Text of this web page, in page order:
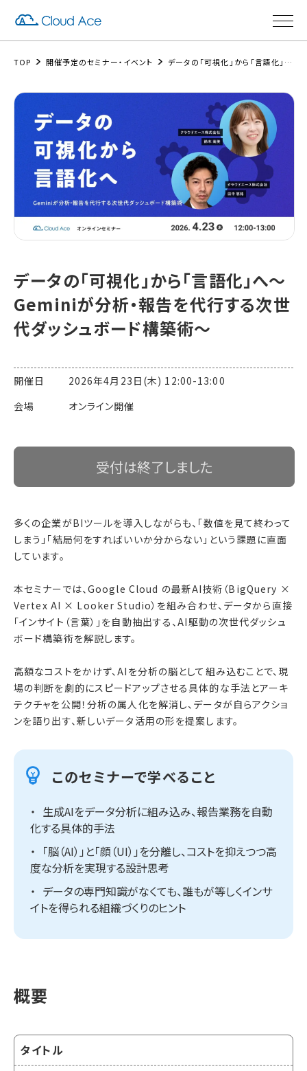
TOP 開催予定のセミナー・イベント データの「可視化」から「言語化」へ〜Geminiが分析・報告を代行する次世代ダッシュボード構築術〜
データの「可視化」から「言語化」へ〜
Geminiが分析・報告を代行する次世
代ダッシュボード構築術〜
開催日 2026年4月23日(木) 12:00-13:00
会場 オンライン開催
受付は終了しました
多くの企業がBIツールを導入しながらも、「数値を見て終わって
しまう」「結局何をすればいいか分からない」という課題に直面
しています。
本セミナーでは、Google Cloud の最新AI技術（BigQuery ×
Vertex AI × Looker Studio）を組み合わせ、データから直接
「インサイト（言葉）」を自動抽出する、AI駆動の次世代ダッシュ
ボード構築術を解説します。
高額なコストをかけず、AIを分析の脳として組み込むことで、現
場の判断を劇的にスピードアップさせる具体的な手法とアーキ
テクチャを公開！分析の属人化を解消し、データが自らアクショ
ンを語り出す、新しいデータ活用の形を提案します。
このセミナーで学べること
生成AIをデータ分析に組み込み、報告業務を自動
化する具体的手法
「脳（AI）」と「顔（UI）」を分離し、コストを抑えつつ高
度な分析を実現する設計思考
データの専門知識がなくても、誰もが等しくインサ
イトを得られる組織づくりのヒント
概要
タイトル